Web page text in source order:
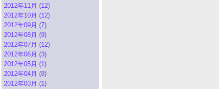
2012年11月 (12)
2012年10月 (12)
2012年09月 (7)
2012年08月 (9)
2012年07月 (12)
2012年06月 (3)
2012年05月 (1)
2012年04月 (8)
2012年03月 (1)